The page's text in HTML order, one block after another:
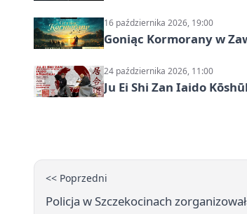
16 października 2026, 19:00
Goniąc Kormorany w
24 października 2026, 11:00
Ju Ei Shi Zan Iaido
<< Poprzedni
Policja w Szczekocinach